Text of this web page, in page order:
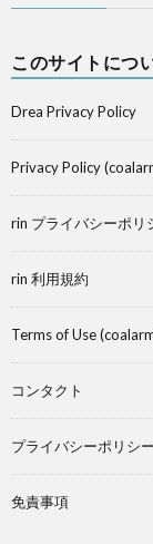
このサイトにつ
Drea Privacy Policy
Privacy Policy
rin プライバシーポリ
rin 利用規約
Terms of Use
コンタクト
プライバシーポリシー
免責事項